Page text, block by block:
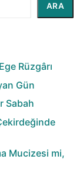
ARA
Rüzgârı
Gün
Sabah
Mucizesi mi,